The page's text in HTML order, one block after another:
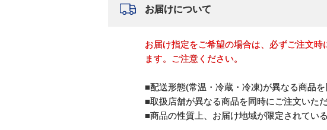
お届けについて
お届け指定をご希望の場合は、必ずご注文
ます。ご注意ください。
■配送形態(常温・冷蔵・冷凍)が異なる商品
■取扱店舗が異なる商品を同時にご注文いた
■商品の性質上、お届け地域が限定されてい